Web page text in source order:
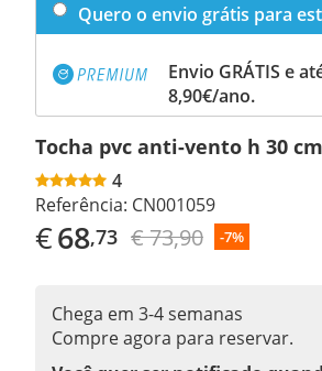
Quero o envio grátis para
Envio GRÁTIS e
8,90€/ano.
Tocha pvc anti-vento h 30
4
Referência: CN001059
€68,73 € 73,90 -7%
Chega em 3-4 semanas
Compre agora para reservar.